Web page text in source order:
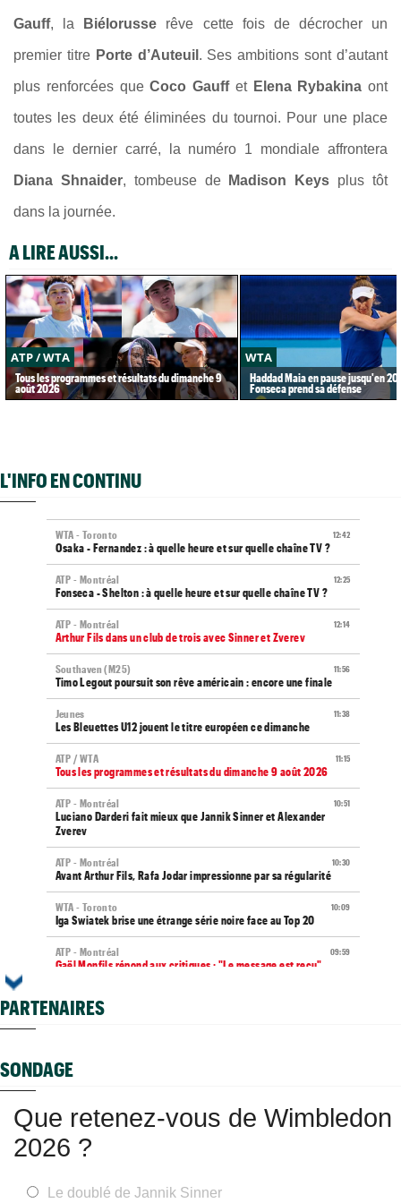
Gauff, la Biélorusse rêve cette fois de décrocher un
premier titre Porte d’Auteuil . Ses ambitions sont d’autant
plus renforcées queCoco Gauffet Elena Rybakina ont
toutes les deux été éliminées du tournoi. Pour une place
dans le dernier carré, la numéro 1 mondiale affrontera
Diana Shnaider, tombeuse de Madison Keys plus tôt
dans la journée.
A LIRE AUSSI...
ATP / WTA
Tous les programmes et résultats du dimanche 9
août 2026
WTA
Haddad Maia en pause jusqu'en
Fonseca prend sa défense
L'INFO EN CONTINU
12:42
WTA - Toronto
Osaka - Fernandez : à quelle heure et sur quelle chaîne TV ?
12:25
ATP - Montréal
Fonseca - Shelton : à quelle heure et sur quelle chaîne TV ?
12:14
ATP - Montréal
Arthur Fils dans un club de trois avec Sinner et Zverev
11:56
Southaven (M25)
Timo Legout poursuit son rêve américain : encore une finale
11:38
Jeunes
Les Bleuettes U12 jouent le titre européen ce dimanche
11:15
ATP / WTA
Tous les programmes et résultats du dimanche 9 août 2026
10:51
ATP - Montréal
Luciano Darderi fait mieux que Jannik Sinner et Alexander
Zverev
10:30
ATP - Montréal
Avant Arthur Fils, Rafa Jodar impressionne par sa régularité
10:09
WTA - Toronto
Iga Swiatek brise une étrange série noire face au Top 20
09:59
ATP - Montréal
Gaël Monfils répond aux critiques : "Le message est reçu"
Toutes vos vidéos à retrouver sur Tennis Actu TV
défense
Arthur Rinderknech tombe après un gros combat et une
interruption
US Open
dépêcherais"
PARTENAIRES
SONDAGE
Que retenez-vous de Wimbledon
2026 ?
Le doublé de Jannik Sinner